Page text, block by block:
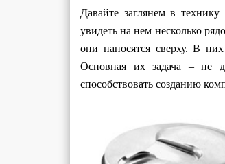
Давайте заглянем в
увидеть на нем несколько
они наносятся сверху. В
Основная их задача – не
способствовать созданию